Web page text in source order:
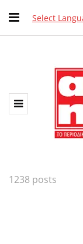
Select
1238 posts